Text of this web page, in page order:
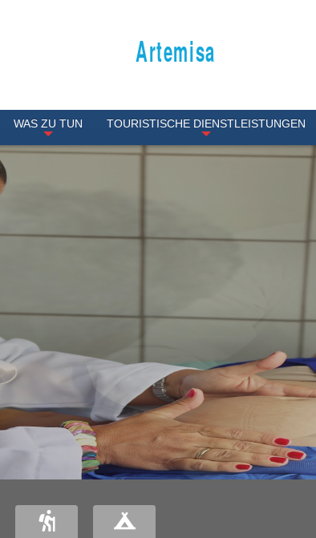
Artemisa
WAS ZU TUN TOURISTISCHE DIENSTLEISTUNGEN